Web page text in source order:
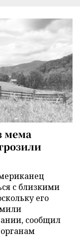
мема
с близкими
его
сообщил